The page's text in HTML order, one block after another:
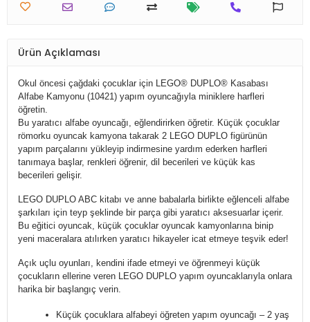
Ürün Açıklaması
Okul öncesi çağdaki çocuklar için LEGO® DUPLO® Kasabası
Alfabe Kamyonu (10421) yapım oyuncağıyla miniklere harfleri
öğretin.
Bu yaratıcı alfabe oyuncağı, eğlendirirken öğretir. Küçük çocuklar
römorku oyuncak kamyona takarak 2 LEGO DUPLO figürünün
yapım parçalarını yükleyip indirmesine yardım ederken harfleri
tanımaya başlar, renkleri öğrenir, dil becerileri ve küçük kas
becerileri gelişir.
LEGO DUPLO ABC kitabı ve anne babalarla birlikte eğlenceli alfabe
şarkıları için teyp şeklinde bir parça gibi yaratıcı aksesuarlar içerir.
Bu eğitici oyuncak, küçük çocuklar oyuncak kamyonlarına binip
yeni maceralara atılırken yaratıcı hikayeler icat etmeye teşvik eder!
Açık uçlu oyunları, kendini ifade etmeyi ve öğrenmeyi küçük
çocukların ellerine veren LEGO DUPLO yapım oyuncaklarıyla onlara
harika bir başlangıç verin.
Küçük çocuklara alfabeyi öğreten yapım oyuncağı – 2 yaş